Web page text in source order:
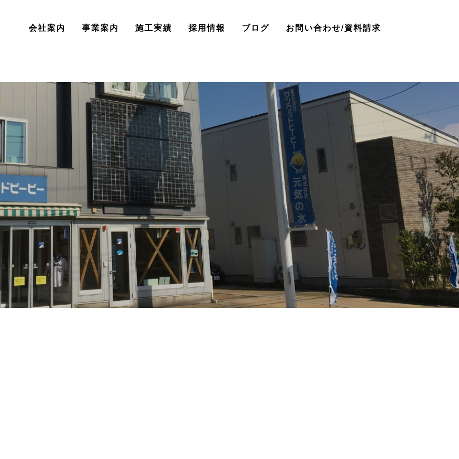
会社案内 事業案内 施工実績 採用情報 ブログ お問い合わせ/資料請求